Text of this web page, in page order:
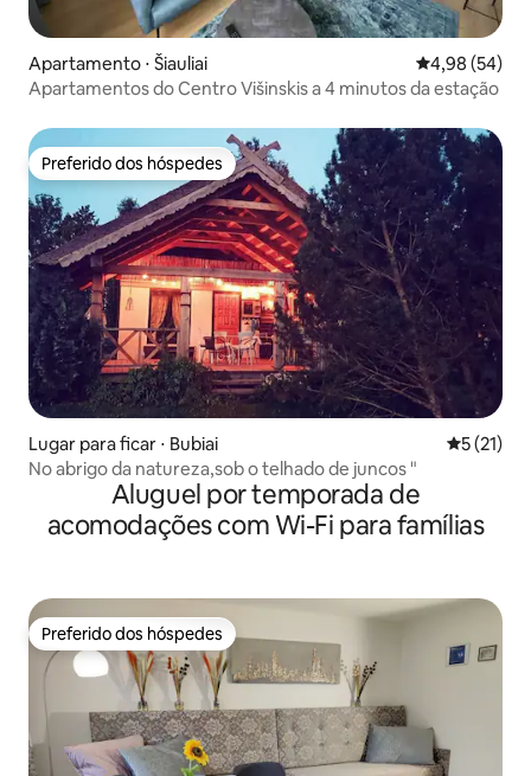
Apartamento ⋅ Šiauliai 4,98 de uma
4,98 (54)
Apartamentos do Centro Višinskis a 4 minutos da estação
Preferido dos hóspedes
Preferido dos hóspedes
Lugar para ficar ⋅ Bubiai 5 de uma
5 (21)
No abrigo da natureza,sob o telhado de juncos "
Aluguel por temporada de
acomodações com Wi-Fi para famílias
Preferido dos hóspedes
Preferido dos hóspedes